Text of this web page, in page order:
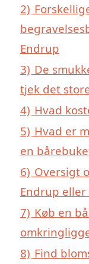
2)
Endrup
3) De
tjek det
4) Hvad
5) Hvad er
en
6) Oversigt
Endrup
7) Køb en
8) Find